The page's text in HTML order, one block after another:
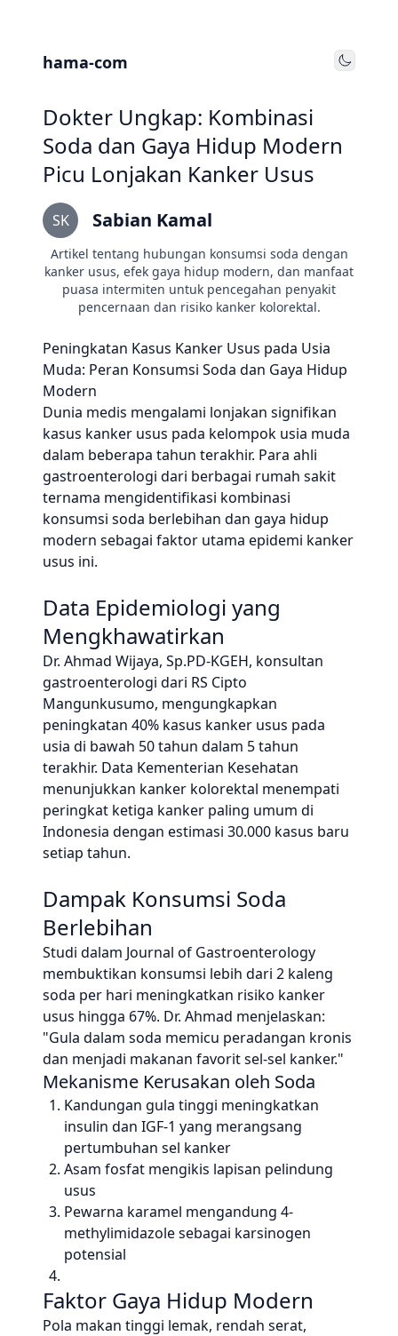
hama-com Toggle
Dokter Ungkap: Kombinasi
Soda dan Gaya Hidup Modern
Picu Lonjakan Kanker Usus
SK Sabian Kamal
Artikel tentang hubungan konsumsi soda dengan
kanker usus, efek gaya hidup modern, dan manfaat
puasa intermiten untuk pencegahan penyakit
pencernaan dan risiko kanker kolorektal.
Peningkatan Kasus Kanker Usus pada Usia
Muda: Peran Konsumsi Soda dan Gaya Hidup
Modern
Dunia medis mengalami lonjakan signifikan
kasus kanker usus pada kelompok usia muda
dalam beberapa tahun terakhir. Para ahli
gastroenterologi dari berbagai rumah sakit
ternama mengidentifikasi kombinasi
konsumsi soda berlebihan dan gaya hidup
modern sebagai faktor utama epidemi kanker
usus ini.
Data Epidemiologi yang
Mengkhawatirkan
Dr. Ahmad Wijaya, Sp.PD-KGEH, konsultan
gastroenterologi dari RS Cipto
Mangunkusumo, mengungkapkan
peningkatan 40% kasus kanker usus pada
usia di bawah 50 tahun dalam 5 tahun
terakhir. Data Kementerian Kesehatan
menunjukkan kanker kolorektal menempati
peringkat ketiga kanker paling umum di
Indonesia dengan estimasi 30.000 kasus baru
setiap tahun.
Dampak Konsumsi Soda
Berlebihan
Studi dalam Journal of Gastroenterology
membuktikan konsumsi lebih dari 2 kaleng
soda per hari meningkatkan risiko kanker
usus hingga 67%. Dr. Ahmad menjelaskan:
"Gula dalam soda memicu peradangan kronis
dan menjadi makanan favorit sel-sel kanker."
Mekanisme Kerusakan oleh Soda
Kandungan gula tinggi meningkatkan
insulin dan IGF-1 yang merangsang
pertumbuhan sel kanker
Asam fosfat mengikis lapisan pelindung
usus
Pewarna karamel mengandung 4-
methylimidazole sebagai karsinogen
potensial
Faktor Gaya Hidup Modern
Pola makan tinggi lemak, rendah serat,